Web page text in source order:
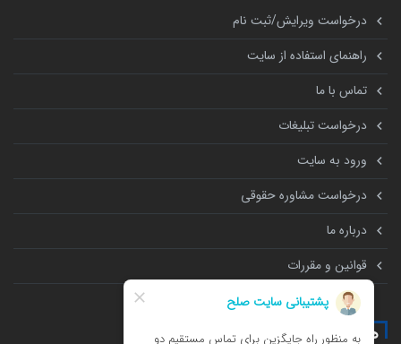
درخواست ویرایش/ثبت نام
راهنمای استفاده از سایت
تماس با ما
درخواست تبلیغات
ورود به سایت
درخواست مشاوره حقوقی
درباره ما
قوانین و مقررات
همه چیز درباره